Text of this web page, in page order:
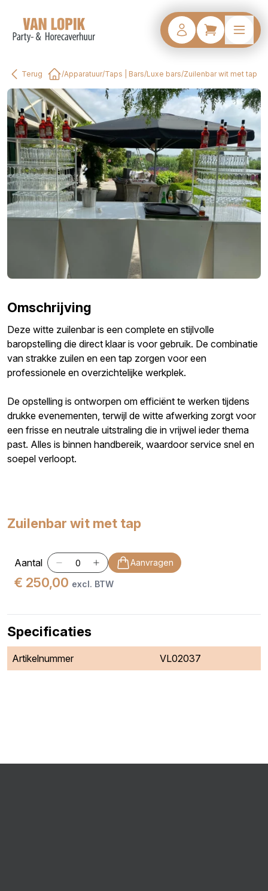
Terug
/Apparatuur/Taps | Bars/Luxe bars/Zuilenbar wit met tap
Omschrijving
Deze witte zuilenbar is een complete en stijlvolle
baropstelling die direct klaar is voor gebruik. De combinatie
van strakke zuilen en een tap zorgen voor een
professionele en overzichtelijke werkplek.
De opstelling is ontworpen om efficiënt te werken tijdens
drukke evenementen, terwijl de witte afwerking zorgt voor
een frisse en neutrale uitstraling die in vrijwel ieder thema
past. Alles is binnen handbereik, waardoor service snel en
soepel verloopt.
Zuilenbar wit met tap
Aantal Aanvragen
€ 250,00 excl. BTW
Specificaties
Artikelnummer VL02037